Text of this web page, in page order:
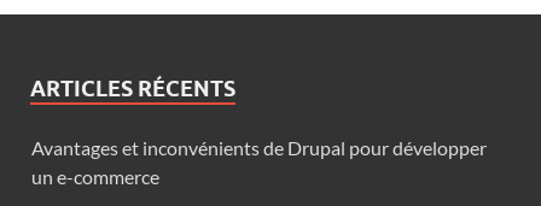
ARTICLES RÉCENTS
Avantages et inconvénients de Drupal pour développer
un e-commerce